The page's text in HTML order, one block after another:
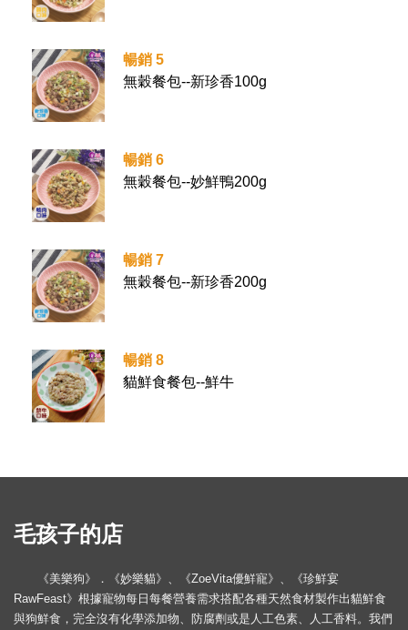
暢銷 5
無穀餐包--新珍香100g
暢銷 6
無穀餐包--妙鮮鴨200g
暢銷 7
無穀餐包--新珍香200g
暢銷 8
貓鮮食餐包--鮮牛
毛孩子的店
《美樂狗》．《妙樂貓》、《ZoeVita優鮮寵》、《珍鮮宴
RawFeast》根據寵物每日每餐營養需求搭配各種天然食材製作出貓鮮食
與狗鮮食，完全沒有化學添加物、防腐劑或是人工色素、人工香料。我們